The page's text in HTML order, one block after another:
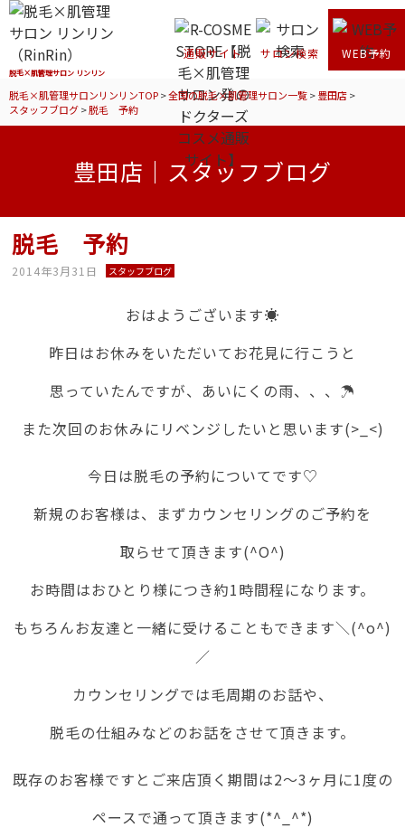
脱毛×肌管理サロン リンリン
通販サイト サロン検索 WEB予約
脱毛×肌管理サロンリンリンTOP>全国の脱毛×肌管理サロン一覧>豊田店>
スタッフブログ>脱毛 予約
豊田店｜スタッフブログ
脱毛 予約
2014年3月31日 スタッフブログ
おはようございます☀
昨日はお休みをいただいてお花見に行こうと
思っていたんですが、あいにくの雨、、、☂
また次回のお休みにリベンジしたいと思います(>_<)
今日は脱毛の予約についてです♡
新規のお客様は、まずカウンセリングのご予約を
取らせて頂きます(^O^)
お時間はおひとり様につき約1時間程になります。
もちろんお友達と一緒に受けることもできます＼(^o^)
／
カウンセリングでは毛周期のお話や、
脱毛の仕組みなどのお話をさせて頂きます。
既存のお客様ですとご来店頂く期間は2～3ヶ月に1度の
ペースで通って頂きます(*^_^*)